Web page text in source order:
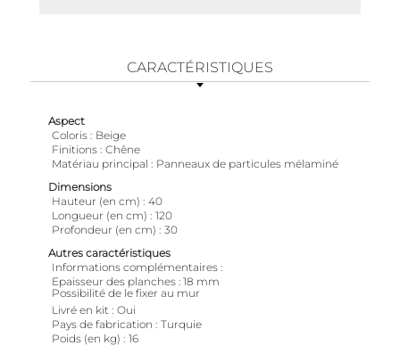
CARACTÉRISTIQUES
Aspect
Coloris
Beige
Finitions Chêne
Matériau principal
Panneaux de particules mélaminé
Dimensions
Hauteur (en cm)
40
Longueur (en cm)
120
Profondeur (en cm)
30
Autres caractéristiques
Informations complémentaires
Epaisseur des planches : 18 mm
Possibilité de le fixer au mur
Livré en kit Oui
Pays de fabrication
Turquie
Poids (en kg)
16